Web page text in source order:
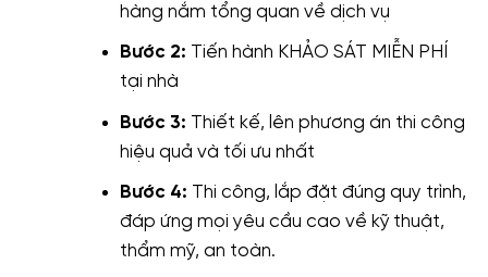
hàng nắm tổng quan về dịch vụ
Bước 2: Tiến hành KHẢO SÁT MIỄN PHÍ
tại nhà
Bước 3: Thiết kế, lên phương án thi công
hiệu quả và tối ưu nhất
Bước 4: Thi công, lắp đặt đúng quy trình,
đáp ứng mọi yêu cầu cao về kỹ thuật,
thẩm mỹ, an toàn.